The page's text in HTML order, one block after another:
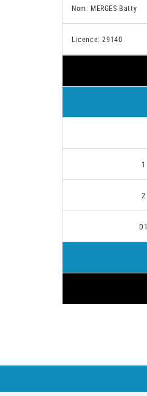
Nom: MERGES Batty
Licence: 29140
1
2
D1